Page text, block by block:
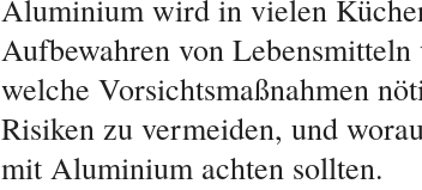
Aluminium wird in vielen
Aufbewahren von
welche Vorsichtsmaßnahmen
Risiken zu vermeiden, und
mit Aluminium achten sollten.